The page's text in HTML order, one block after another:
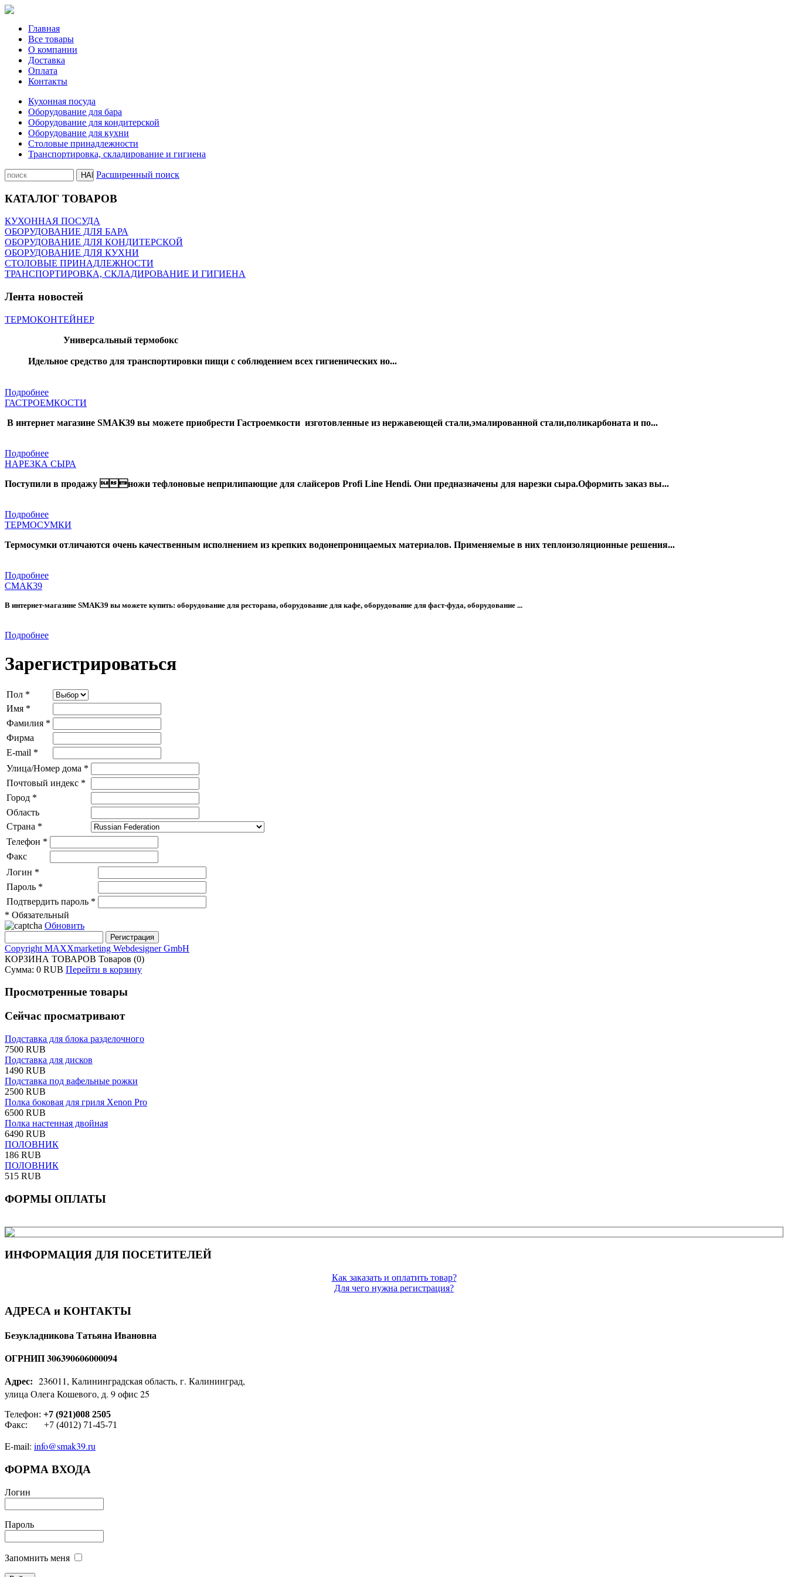
Главная
Все товары
О компании
Доставка
Оплата
Контакты
Кухонная посуда
Оборудование для бара
Оборудование для кондитерской
Оборудование для кухни
Столовые принадлежности
Транспортировка, складирование и гигиена
Расширенный поиск
КАТАЛОГ ТОВАРОВ
КУХОННАЯ ПОСУДА
ОБОРУДОВАНИЕ ДЛЯ БАРА
ОБОРУДОВАНИЕ ДЛЯ КОНДИТЕРСКОЙ
ОБОРУДОВАНИЕ ДЛЯ КУХНИ
СТОЛОВЫЕ ПРИНАДЛЕЖНОСТИ
ТРАНСПОРТИРОВКА, СКЛАДИРОВАНИЕ И ГИГИЕНА
Лента новостей
ТЕРМОКОНТЕЙНЕР
Универсальный термобокс
Идельное средство для транспортировки пищи с соблюдением всех гигиенических но...
Подробнее
ГАСТРОЕМКОСТИ
В интернет магазине SMAK39 вы можете приобрести Гастроемкости изготовленные из нержавеющей стали,эмалированной стали,поликарбоната и по...
Подробнее
НАРЕЗКА СЫРА
Поступили в продажу ножи тефлоновые неприлипающие для слайсеров Profi Line Hendi. Они предназначены для нарезки сыра.Оформить заказ вы...
Подробнее
ТЕРМОСУМКИ
Термосумки отличаются очень качественным исполнением из крепких водонепроницаемых материалов. Применяемые в них теплоизоляционные решения...
Подробнее
СМАК39
В интернет-магазине SMAK39 вы можете купить: оборудование для ресторана, оборудование для кафе, оборудование для фаст-фуда, оборудование ...
Подробнее
Зарегистрироваться
Пол *
Имя *
Фамилия *
Фирма
E-mail *
Улица/Номер дома *
Почтовый индекс *
Город *
Область
Страна *
Телефон *
Факс
Логин *
Пароль *
Подтвердить пароль *
* Обязательный
Обновить
Copyright MAXXmarketing Webdesigner GmbH
КОРЗИНА ТОВАРОВ Товаров (0)
Сумма: 0 RUB Перейти в корзину
Просмотренные товары
Сейчас просматривают
Подставка для блока разделочного
7500 RUB
Подставка для дисков
1490 RUB
Подставка под вафельные рожки
2500 RUB
Полка боковая для гриля Xenon Pro
6500 RUB
Полка настенная двойная
6490 RUB
ПОЛОВНИК
186 RUB
ПОЛОВНИК
515 RUB
ФОРМЫ ОПЛАТЫ
ИНФОРМАЦИЯ ДЛЯ ПОСЕТИТЕЛЕЙ
Как заказать и оплатить товар?
Для чего нужна регистрация?
АДРЕСА и КОНТАКТЫ
Безукладникова Татьяна Ивановна
ОГРНИП 306390606000094
Адрес: 236011, Калининградская область, г. Калининград,
улица Олега Кошевого, д. 9 офис 25
Телефон: +7 (921)008 2505
Факс: +7 (4012) 71-45-71
E-mail: info@smak39.ru
ФОРМА ВХОДА
Логин
Пароль
Запомнить меня